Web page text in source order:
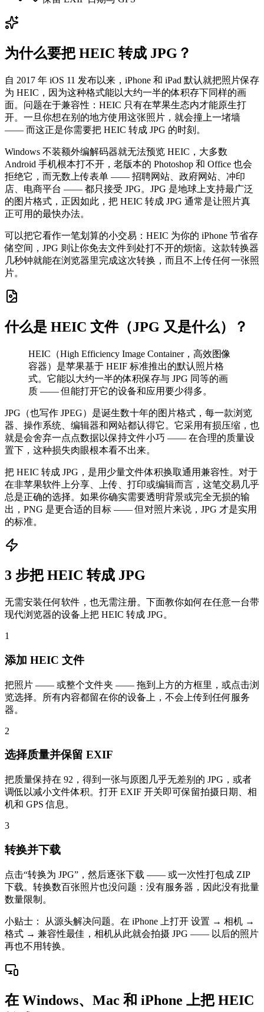
为什么要把 HEIC 转成 JPG？
自 2017 年 iOS 11 发布以来，iPhone 和 iPad 默认就把照片保存
为 HEIC，因为这种格式能以大约一半的体积存下同样的画
面。问题在于兼容性：HEIC 只有在苹果生态内才能原生打
开。一旦你想在别的地方使用这张照片，就会撞上一堵墙
—— 而这正是你需要把 HEIC 转成 JPG 的时刻。
Windows 不装额外编解码器就无法预览 HEIC，大多数
Android 手机根本打不开，老版本的 Photoshop 和 Office 也会
拒绝它，而无数上传表单 —— 招聘网站、政府网站、冲印
店、电商平台 —— 都只接受 JPG。JPG 是地球上支持最广泛
的图片格式，正因如此，把 HEIC 转成 JPG 通常是让照片真
正可用的最快办法。
可以把它看作一笔划算的小交易：HEIC 为你的 iPhone 节省存
储空间，JPG 则让你免去文件到处打不开的烦恼。这款转换器
几秒钟就能在浏览器里完成这次转换，而且不上传任何一张照
片。
什么是 HEIC 文件（JPG 又是什么）？
HEIC（High Efficiency Image Container，高效图像
容器）是苹果基于 HEIF 标准推出的默认照片格
式。它能以大约一半的体积保存与 JPG 同等的画
质 —— 但能打开它的设备和应用要少得多。
JPG（也写作 JPEG）是诞生数十年的图片格式，每一款浏览
器、操作系统、编辑器和网站都认得它。它采用有损压缩，也
就是会舍弃一点点数据以保持文件小巧 —— 在合理的质量设
置下，这种损失肉眼根本看不出来。
把 HEIC 转成 JPG，是用少量文件体积换取通用兼容性。对于
在非苹果软件上分享、上传、打印或编辑而言，这笔交易几乎
总是正确的选择。如果你确实需要透明背景或完全无损的输
出，PNG 是更合适的目标 —— 但对照片来说，JPG 才是实用
的标准。
3 步把 HEIC 转成 JPG
无需安装任何软件，也无需注册。下面教你如何在任意一台带
现代浏览器的设备上把 HEIC 转成 JPG。
1
添加 HEIC 文件
把照片 —— 或整个文件夹 —— 拖到上方的方框里，或点击浏
览选择。所有内容都留在你的设备上，不会上传到任何服务
器。
2
选择质量并保留 EXIF
把质量保持在 92，得到一张与原图几乎无差别的 JPG，或者
调低以减小文件体积。打开 EXIF 开关即可保留拍摄日期、相
机和 GPS 信息。
3
转换并下载
点击“转换为 JPG”，然后逐张下载 —— 或一次性打包成 ZIP
下载。转换数百张照片也没问题：没有服务器，因此没有批量
数量限制。
小贴士：
从源头解决问题。在 iPhone 上打开 设置 → 相机 →
格式 → 兼容性最佳，相机从此就会拍摄 JPG —— 以后的照片
再也不用转换。
在 Windows、Mac 和 iPhone 上把 HEIC